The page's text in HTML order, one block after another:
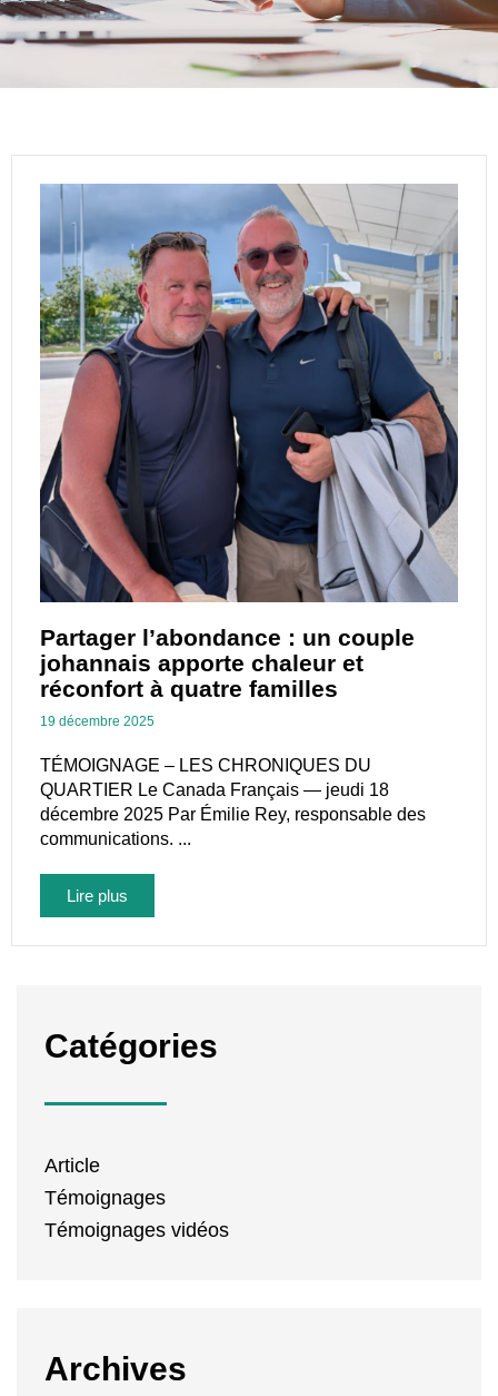
Partager l’abondance : un couple
johannais apporte chaleur et
réconfort à quatre familles
19 décembre 2025
TÉMOIGNAGE – LES CHRONIQUES DU
QUARTIER Le Canada Français — jeudi 18
décembre 2025 Par Émilie Rey, responsable des
communications. ...
Lire plus
Catégories
Article
Témoignages
Témoignages vidéos
Archives